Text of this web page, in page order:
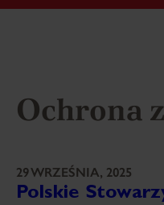
Ochrona
29 WRZEŚNIA, 2025
Polskie